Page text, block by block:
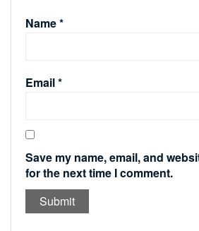
Name*
Email*
Save my name, email, and
for the next time I comment.